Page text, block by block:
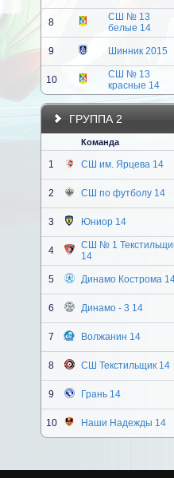
8
СШ № 13
белые 14
9 Шинник 2015
10
СШ № 13
красные 14
ГРУППА 2
Команда
1 СШ им. Ярцева 14
2 СШ по футболу 14
3 Юниор 14
4
СШ № 1
14
5 Динамо Кострома
6 Динамо - 3 14
7 Волжанин 14
8 СШ Текстильщик 14
9 Грань 14
10 Наши Надежды 14